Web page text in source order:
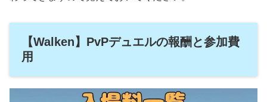
【Walken】PvPデュエルの報酬と参加費
用